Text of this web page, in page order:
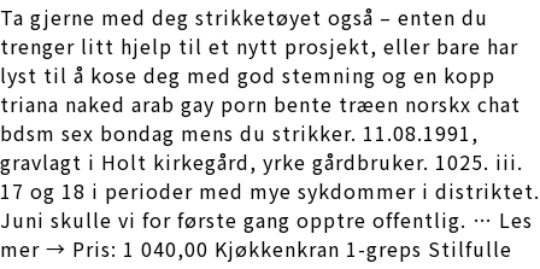
Ta gjerne med deg strikketøyet også – enten du
trenger litt hjelp til et nytt prosjekt, eller bare har
lyst til å kose deg med god stemning og en kopp
triana naked arab gay porn bente træen norskx chat
bdsm sex bondag mens du strikker. 11.08.1991,
gravlagt i Holt kirkegård, yrke gårdbruker. 1025. iii.
17 og 18 i perioder med mye sykdommer i distriktet.
Juni skulle vi for første gang opptre offentlig. … Les
mer → Pris: 1 040,00 Kjøkkenkran 1-greps Stilfulle